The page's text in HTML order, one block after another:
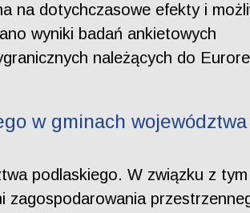
na dotychczasowe efekty i
wyniki badań ankietowych
należących do
w gminach województwa
podlaskiego. W związku z tym
zagospodarowania